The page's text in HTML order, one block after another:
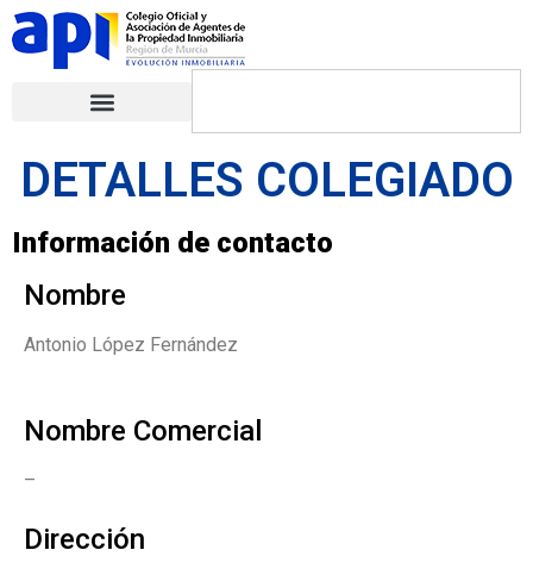
DETALLES COLEGIADO
Información de contacto
Nombre
Antonio López Fernández
Nombre Comercial
–
Dirección